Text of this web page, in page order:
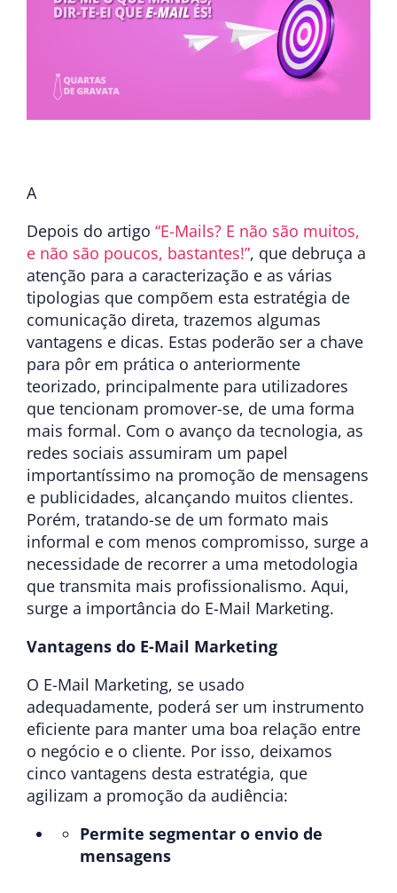
A
Depois do artigo “E-Mails? E não são muitos,
e não são poucos, bastantes!”, que debruça a
atenção para a caracterização e as várias
tipologias que compõem esta estratégia de
comunicação direta, trazemos algumas
vantagens e dicas. Estas poderão ser a chave
para pôr em prática o anteriormente
teorizado, principalmente para utilizadores
que tencionam promover-se, de uma forma
mais formal. Com o avanço da tecnologia, as
redes sociais assumiram um papel
importantíssimo na promoção de mensagens
e publicidades, alcançando muitos clientes.
Porém, tratando-se de um formato mais
informal e com menos compromisso, surge a
necessidade de recorrer a uma metodologia
que transmita mais profissionalismo. Aqui,
surge a importância do E-Mail Marketing.
Vantagens do E-Mail Marketing
O E-Mail Marketing, se usado
adequadamente, poderá ser um instrumento
eficiente para manter uma boa relação entre
o negócio e o cliente. Por isso, deixamos
cinco vantagens desta estratégia, que
agilizam a promoção da audiência:
Permite segmentar o envio de
mensagens